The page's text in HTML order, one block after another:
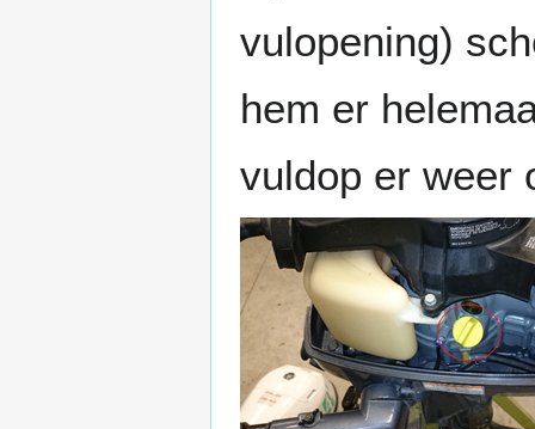
vulopening)
hem er
vuldop er weer